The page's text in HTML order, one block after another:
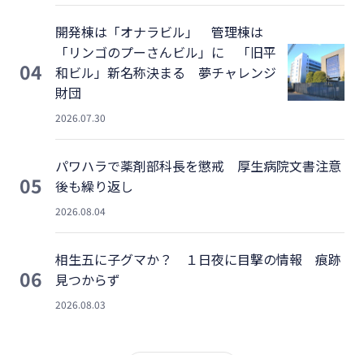
04
開発棟は「オナラビル」 管理棟は
「リンゴのプーさんビル」に 「旧平
和ビル」新名称決まる 夢チャレンジ
財団
2026.07.30
05
パワハラで薬剤部科長を懲戒 厚生病院文書注意
後も繰り返し
2026.08.04
06
相生五に子グマか？ １日夜に目撃の情報 痕跡
見つからず
2026.08.03